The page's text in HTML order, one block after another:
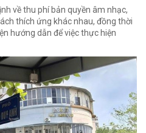
về thu phí bản quyền âm nhạc,
thích ứng khác nhau, đồng thời
hướng dẫn để việc thực hiện